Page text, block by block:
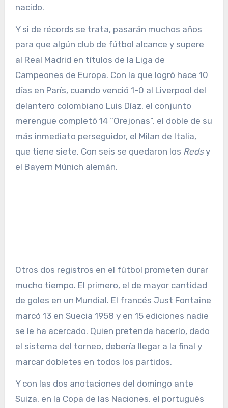
nacido.
Y si de récords se trata, pasarán muchos años
para que algún club de fútbol alcance y supere
al Real Madrid en títulos de la Liga de
Campeones de Europa. Con la que logró hace 10
días en París, cuando venció 1-0 al Liverpool del
delantero colombiano Luis Díaz, el conjunto
merengue completó 14 “Orejonas”, el doble de su
más inmediato perseguidor, el Milan de Italia,
que tiene siete. Con seis se quedaron los Redsy
el Bayern Múnich alemán.
Otros dos registros en el fútbol prometen durar
mucho tiempo. El primero, el de mayor cantidad
de goles en un Mundial. El francés Just Fontaine
marcó 13 en Suecia 1958 y en 15 ediciones nadie
se le ha acercado. Quien pretenda hacerlo, dado
el sistema del torneo, debería llegar a la final y
marcar dobletes en todos los partidos.
Y con las dos anotaciones del domingo ante
Suiza, en la Copa de las Naciones, el portugués